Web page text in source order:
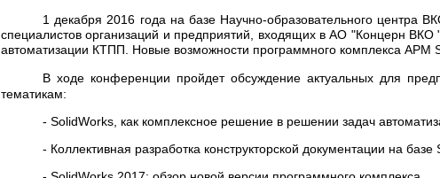
1 декабря 2016 года на базе Научно-образовательного центра
специалистов организаций и предприятий, входящих в АО "Концерн
автоматизации КТПП. Новые возможности программного комплекса АРМ
В ходе конференции пройдет обсуждение актуальных
тематикам:
-SolidWorks, как комплексное решение в решении задач
- Коллективная разработка конструкторской документации на базе